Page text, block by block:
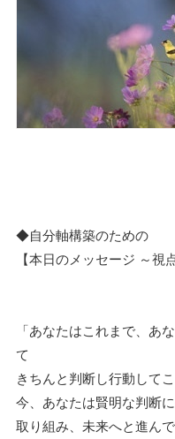
◆自分軸構築のための
【本日のメッセージ ～視
「あなたはこれまで、あ
て
きちんと判断し行動して
今、あなたは賢明な判断
取り組み、未来へと進ん